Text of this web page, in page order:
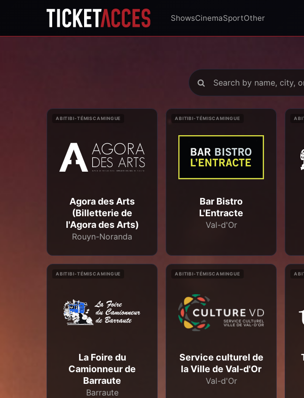
ShowsCinemaSportOther
ABITIBI-TÉMISCAMINGUE
Agora des Arts
(Billetterie de
l'Agora des Arts)
Rouyn-Noranda
ABITIBI-TÉMISCAMINGUE
Bar Bistro
L'Entracte
Val-d'Or
ABITIBI-TÉMISCAMINGUE
La Foire du
Camionneur de
Barraute
Barraute
ABITIBI-TÉMISCAMINGUE
Service culturel de
la Ville de Val-d'Or
Val-d'Or